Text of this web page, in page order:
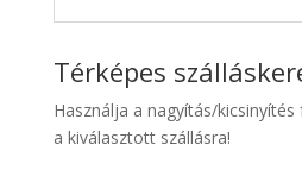
Térképes
Használja a nagyítás/
a kiválasztott szállásra!